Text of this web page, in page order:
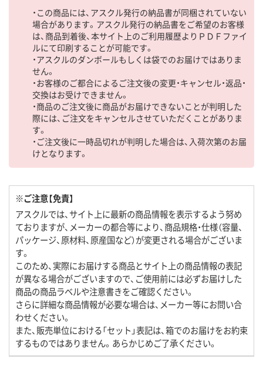
・この商品には、アスクル発行の納品書が同梱されていない
場合があります。アスクル発行の納品書をご希望のお客様
は、商品到着後、本サイト上のご利用履歴よりＰＤＦファイ
ルにて印刷することが可能です。
・アスクルのダンボールもしくは袋でのお届けではありま
せん。
・お客様のご都合によるご注文後の変更・キャンセル・返品・
交換はお受けできません。
・商品のご注文後に商品がお届けできないことが判明した
際には、ご注文をキャンセルさせていただくことがありま
す。
・ご注文後に一時品切れが判明した場合は、入荷次第のお届
けとなります。
※ご注意【免責】
アスクルでは、サイト上に最新の商品情報を表示するよう努め
ておりますが、メーカーの都合等により、商品規格・仕様（容量、
パッケージ、原材料、原産国など）が変更される場合がございま
す。
このため、実際にお届けする商品とサイト上の商品情報の表記
が異なる場合がございますので、ご使用前には必ずお届けした
商品の商品ラベルや注意書きをご確認ください。
さらに詳細な商品情報が必要な場合は、メーカー等にお問い合
わせください。
また、販売単位における「セット」表記は、箱でのお届けをお約束
するものではありません。あらかじめご了承ください。